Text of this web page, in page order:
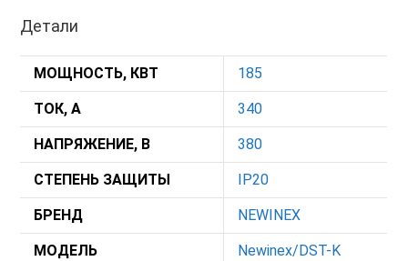
Детали
МОЩНОСТЬ, КВТ 185
ТОК, А 340
НАПРЯЖЕНИЕ, В 380
СТЕПЕНЬ ЗАЩИТЫ IP20
БРЕНД NEWINEX
МОДЕЛЬ Newinex/DST-K